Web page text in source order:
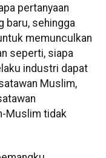
pertanyaan
baru, sehingga
memunculkan
seperti, siapa
industri dapat
Muslim,
Muslim tidak